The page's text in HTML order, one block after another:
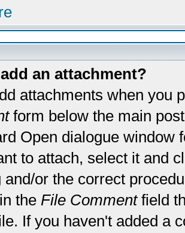
an attachment?
attachments when you
form below the main
Open dialogue window
to attach, select it and
and/or the correct
the File Commentfield
If you haven't added a